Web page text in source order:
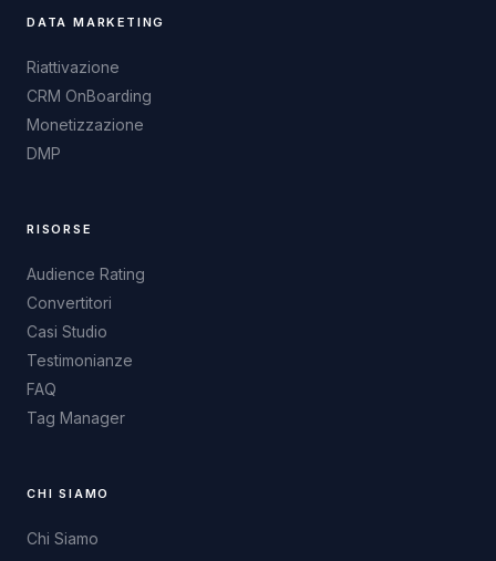
DATA MARKETING
Riattivazione
CRM OnBoarding
Monetizzazione
DMP
RISORSE
Audience Rating
Convertitori
Casi Studio
Testimonianze
FAQ
Tag Manager
CHI SIAMO
Chi Siamo